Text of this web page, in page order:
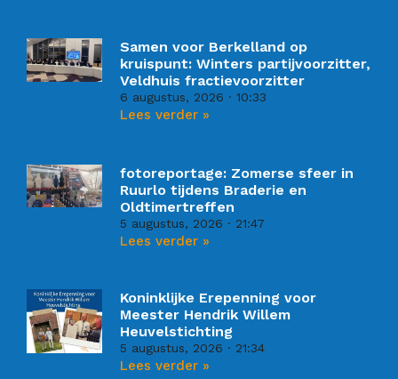
Samen voor Berkelland op
kruispunt: Winters partijvoorzitter,
Veldhuis fractievoorzitter
6 augustus, 2026 10:33
Lees verder »
fotoreportage: Zomerse sfeer in
Ruurlo tijdens Braderie en
Oldtimertreffen
5 augustus, 2026 21:47
Lees verder »
Koninklijke Erepenning voor
Meester Hendrik Willem
Heuvelstichting
5 augustus, 2026 21:34
Lees verder »